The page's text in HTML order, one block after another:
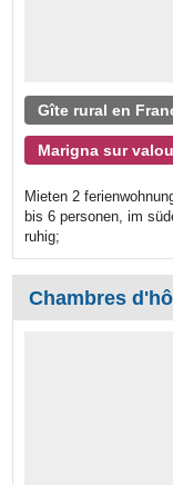
Gîte rural en
Marigna sur
Mieten 2
bis 6 personen, im
ruhig;